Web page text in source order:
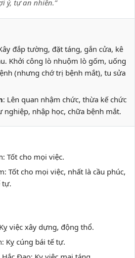
ý, tự an nhiên.”
đắp tường, đặt táng, gắn cửa, kê
Khởi công lò nhuộm lò gốm, uống
(nhưng chớ trị bệnh mắt), tu sửa
: Lên quan nhậm chức, thừa kế chức
nghiệp, nhập học, chữa bệnh mắt.
Tốt cho mọi việc.
Tốt cho mọi việc, nhất là cầu phúc,
tự.
việc xây dựng, động thổ.
Kỵ cúng bái tế tự.